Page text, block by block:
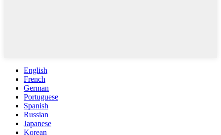
English
French
German
Portuguese
Spanish
Russian
Japanese
Korean